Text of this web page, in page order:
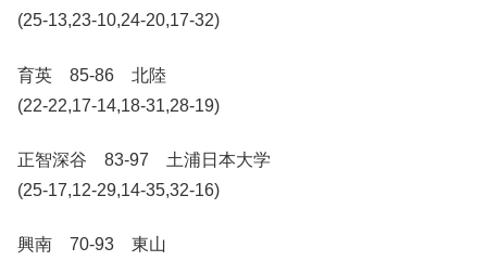
(25-13,23-10,24-20,17-32)
育英 85-86 北陸
(22-22,17-14,18-31,28-19)
正智深谷 83-97 土浦日本大学
(25-17,12-29,14-35,32-16)
興南 70-93 東山